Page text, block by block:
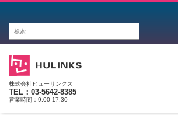
株式会社ヒューリンクス
TEL：03-5642-8385
営業時間：9:00-17:30